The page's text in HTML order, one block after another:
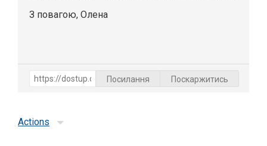
З повагою, Олена
Посилання Поскаржитись
Actions